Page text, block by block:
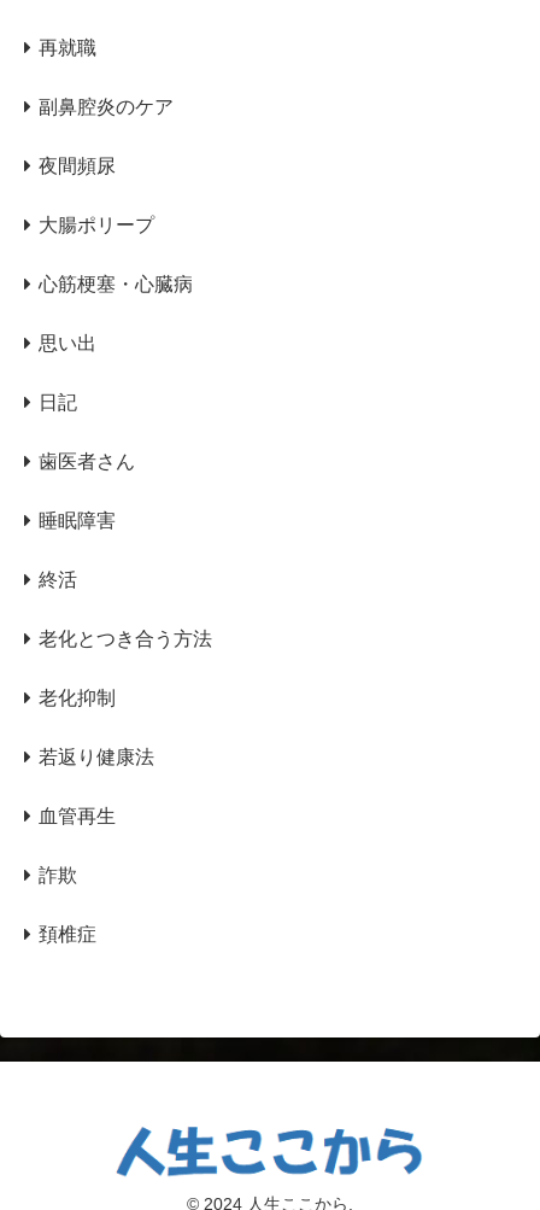
再就職
副鼻腔炎のケア
夜間頻尿
大腸ポリープ
心筋梗塞・心臓病
思い出
日記
歯医者さん
睡眠障害
終活
老化とつき合う方法
老化抑制
若返り健康法
血管再生
詐欺
頚椎症
© 2024 人生ここから.